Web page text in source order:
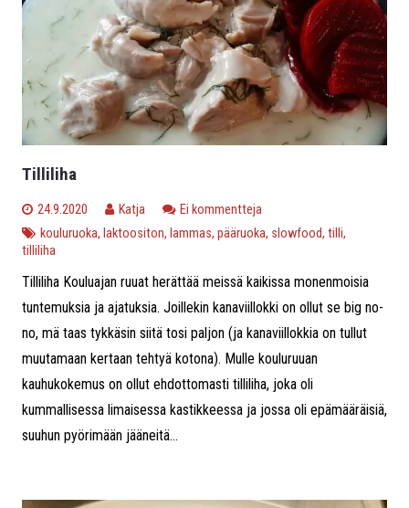
Tilliliha
24.9.2020 Katja
Ei kommentteja
kouluruoka, laktoositon, lammas, pääruoka, slowfood, tilli,
tilliliha
Tilliliha Kouluajan ruuat herättää meissä kaikissa monenmoisia
tuntemuksia ja ajatuksia. Joillekin kanaviillokki on ollut se big no-
no, mä taas tykkäsin siitä tosi paljon (ja kanaviillokkia on tullut
muutamaan kertaan tehtyä kotona). Mulle kouluruuan
kauhukokemus on ollut ehdottomasti tilliliha, joka oli
kummallisessa limaisessa kastikkeessa ja jossa oli epämääräisiä,
suuhun pyörimään jääneitä...